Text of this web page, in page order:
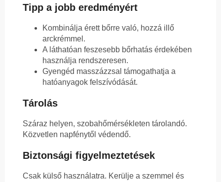
Tipp a jobb eredményért
Kombinálja érett bőrre való, hozzá illő
arckrémmel.
A láthatóan feszesebb bőrhatás érdekében
használja rendszeresen.
Gyengéd masszázzsal támogathatja a
hatóanyagok felszívódását.
Tárolás
Száraz helyen, szobahőmérsékleten tárolandó.
Közvetlen napfénytől védendő.
Biztonsági figyelmeztetések
Csak külső használatra. Kerülje a szemmel és